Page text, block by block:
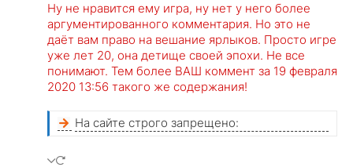
Ну не нравится ему игра, ну нет у него более
аргументированного комментария. Но это не
даёт вам право на вешание ярлыков. Просто игре
уже лет 20, она детище своей эпохи. Не все
понимают. Тем более ВАШ коммент за 19 февраля
2020 13:56 такого же содержания!
На сайте строго запрещено: